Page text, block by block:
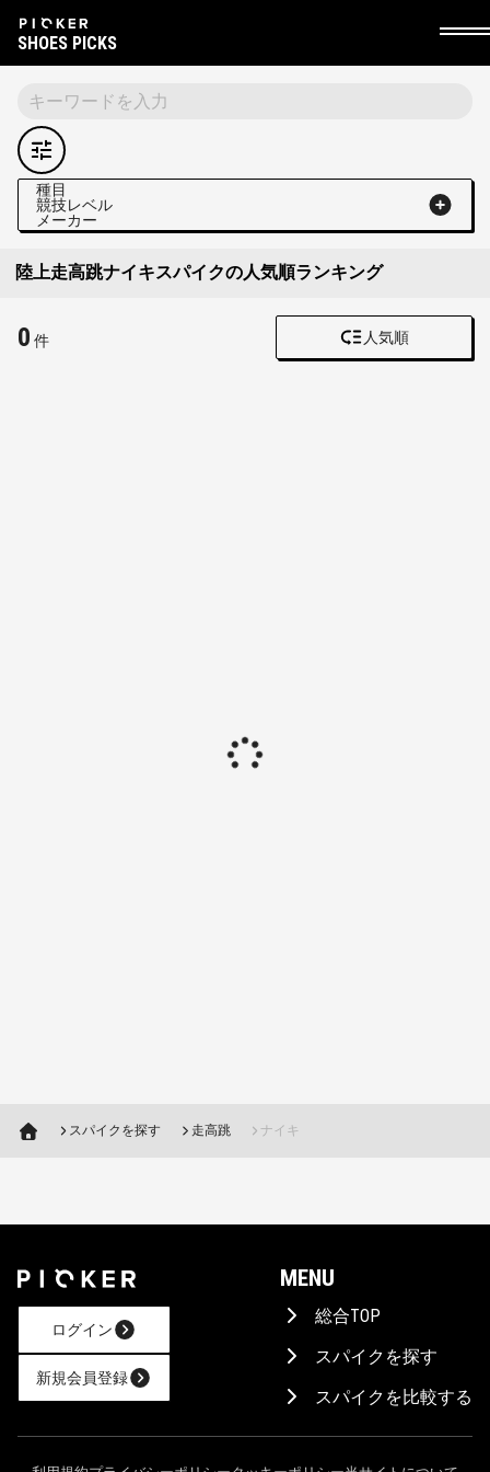
SHOES PICKS
種目
競技レベル
メーカー
陸上走高跳ナイキスパイクの人気順ランキング
0 件 人気順
AIに相談！
スパイクを探す 走高跳 ナイキ
ログイン
新規会員登録
MENU
総合TOP
スパイクを探す
スパイクを比較する